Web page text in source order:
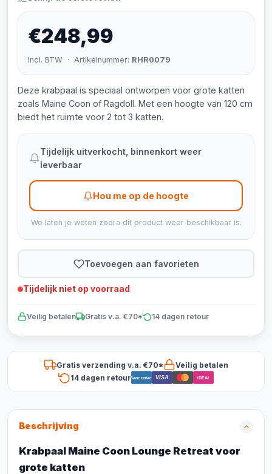
€248,99
incl. BTW · Artikelnummer: RHR0079
Deze krabpaal is speciaal ontworpen voor grote katten
zoals Maine Coon of Ragdoll. Met een hoogte van 120 cm
biedt het ruimte voor 2 tot 3 katten.
Tijdelijk uitverkocht, binnenkort weer
leverbaar
Hou me op de hoogte
We laten je weten zodra dit product weer beschikbaar is.
Toevoegen aan favorieten
Tijdelijk niet op voorraad
Veilig betalen Gratis v.a. €70* 14 dagen retour
Gratis verzending v.a. €70*
Veilig betalen
14 dagen retourBancontact VISA iDEAL
Beschrijving
Krabpaal Maine Coon Lounge Retreat voor
grote katten